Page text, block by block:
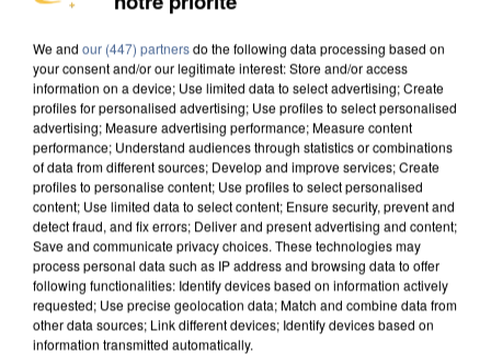
7 août 2026
Les données de 300 000 clients dérobées à
Intermarché après une...
Les données bancaires ne seraient pas
concernées.
We and our (447) partnersdo the following data processing based on
your consent and/or our legitimate interest: Store and/or access
information on a device; Use limited data to select advertising; Create
profiles for personalised advertising; Use profiles to select personalised
advertising; Measure advertising performance; Measure content
performance; Understand audiences through statistics or combinations
of data from different sources; Develop and improve services; Create
profiles to personalise content; Use profiles to select personalised
content; Use limited data to select content; Ensure security, prevent and
detect fraud, and fix errors; Deliver and present advertising and content;
Save and communicate privacy choices. These technologies may
process personal data such as IP address and browsing data to offer
following functionalities: Identify devices based on information actively
requested; Use precise geolocation data; Match and combine data from
other data sources; Link different devices; Identify devices based on
information transmitted automatically.